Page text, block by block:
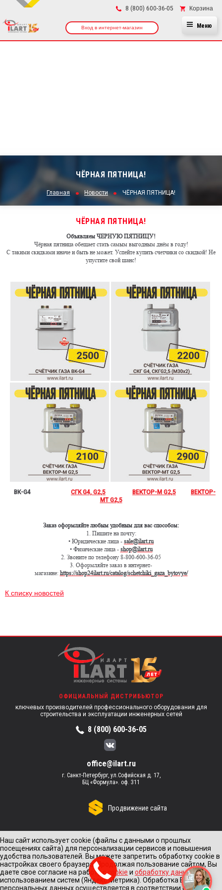
8 (800) 600-36-05 Корзина
Вход в интернет-магазин Меню
ЧЁРНАЯ ПЯТНИЦА!
Главная Новости ЧЁРНАЯ ПЯТНИЦА!
ЧЁРНАЯ ПЯТНИЦА!
Объявляем ЧЕРНУЮ ПЯТНИЦУ!
Чёрная пятница обещает стать самым выгодным днём в году!
С такими скидками иначе и быть не может. Успейте купить счетчики со скидкой! Не
упустите свой шанс!
ВК-G4 СГК G4, G2,5 ВЕКТОР-М G2,5
ВЕКТОР-
МТ G2,5
Заказ оформляйте любым удобным для вас способом:
1. Пишите на почту:
• Юридические лица - sale@ilart.ru
• Физические лица - shop@ilart.ru
2. Звоните по телефону 8-800-600-36-05
3. Оформляйте заказ в интернет-
магазине: https://shop24ilart.ru/catalog/schetchiki_gaza_bytovye/
К списку новостей
ОФИЦИАЛЬНЫЙ ДИСТРИБЬЮТОР
ключевых производителей профессионального оборудования для
строительства и эксплуатации инженерных сетей
8 (800) 600-36-05
office@ilart.ru
г. Санкт-Петербург, ул.Софийская д. 17,
БЦ «Формула». оф. 311
Продвижение сайта
×
Наш сайт использует cookie (файлы с данными о прошлых
посещениях сайта) для персонализации сервисов и повышения
удобства пользователей. Вы можете запретить обработку cookie в
настройках своего браузера. Продолжая пользование сайтом, Вы
даете свое согласие на работу сcookie и обработку данныхс
использованием систем (Яндекс Метрика). Обработка Ваших
персональных данных осуществляется в соответствии с